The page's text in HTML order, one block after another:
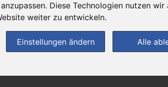
Diese Technologien nutzen
weiter zu entwickeln.
Einstellungen ändern Alle